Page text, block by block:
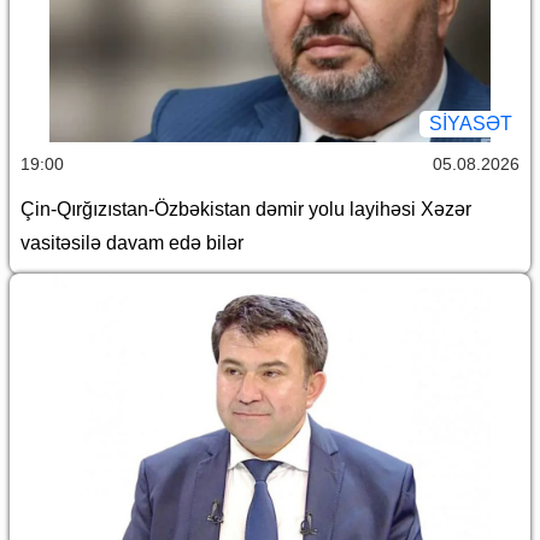
SİYASƏT
19:00 05.08.2026
Çin-Qırğızıstan-Özbəkistan dəmir yolu layihəsi Xəzər
vasitəsilə davam edə bilər